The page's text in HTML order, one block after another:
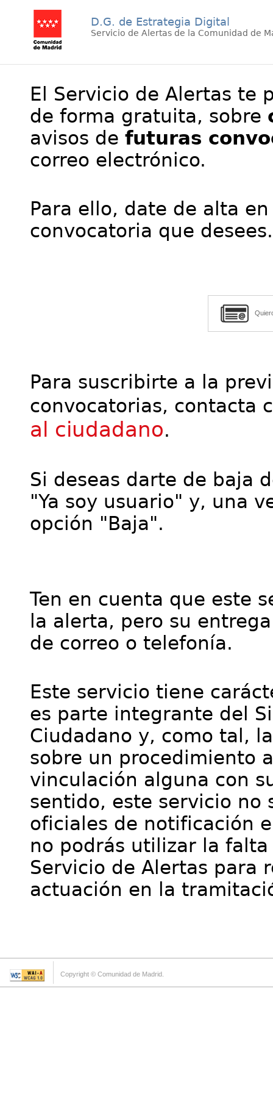
D.G. de Estrategia Digital
Servicio de Alertas de la Comunidad de
El Servicio de Alertas te
de forma gratuita, sobre
avisos de futuras
correo electrónico.
Para ello, date de alta
convocatoria que desees.
Para suscribirte a la
convocatorias, contacta
al ciudadano.
Si deseas darte de baja
"Ya soy usuario" y, una
opción "Baja".
Ten en cuenta que este
la alerta, pero su
de correo o telefonía.
Este servicio tiene
es parte integrante del
Ciudadano y, como tal,
sobre un procedimiento
vinculación alguna con
sentido, este servicio no
oficiales de notificación
no podrás utilizar la
Servicio de Alertas para
actuación en la
Copyright © Comunidad de Madrid.